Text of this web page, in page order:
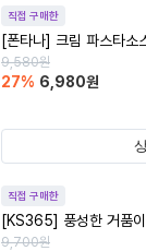
직접 구매한
[폰타나] 크림 파스타
9,580원
27% 6,980원
직접 구매한
[KS365] 풍성한 거품
9,700원